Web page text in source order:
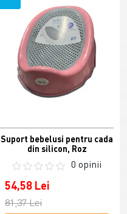
Suport bebelusi pentru cada
din silicon, Roz
0 opinii
54,58 Lei
81,37 Lei